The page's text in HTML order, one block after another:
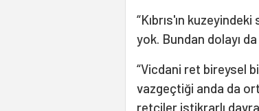
“Kıbrıs'ın
yok. Bundan dolayı
“Vicdani ret bireysel
vazgeçtiği anda da
retçiler istikrarlı